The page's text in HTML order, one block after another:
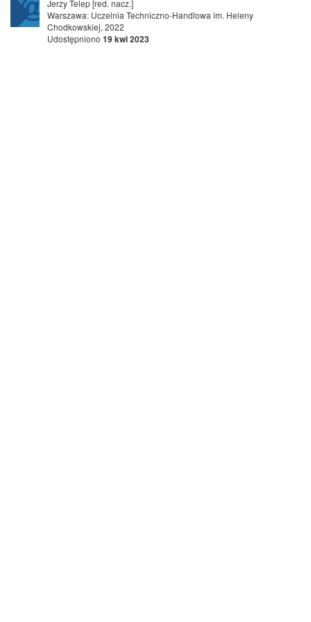
Jerzy Telep [red. nacz.]
Warszawa: Uczelnia Techniczno-Handlowa im. Heleny
Chodkowskiej, 2022
Udostępniono 19 kwi 2023